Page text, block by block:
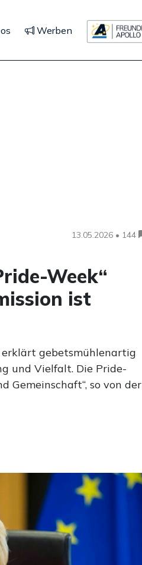
Werben
13.05.2026 • 144
Week“
ist
gebetsmühlenartig
und Vielfalt. Die Pride-
Gemeinschaft“, so von der